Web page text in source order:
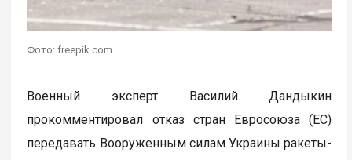
Фото: freepik.com
Военный эксперт Василий Дандыкин
прокомментировал отказ стран Евросоюза (ЕС)
передавать Вооруженным силам Украины ракеты-